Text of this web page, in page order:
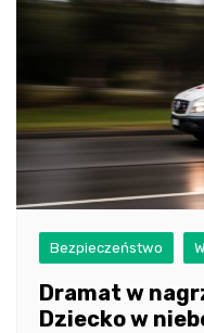
Bezpieczeństwo
Dramat w
Dziecko w